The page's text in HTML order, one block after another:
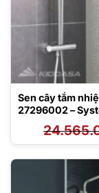
Sen cây tắm
27296002 –